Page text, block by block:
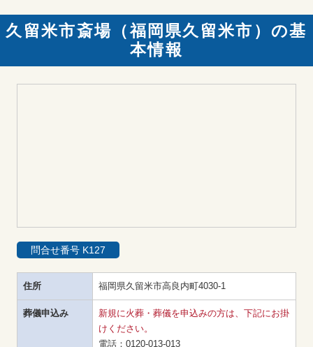
久留米市斎場（福岡県久留米市）の基
本情報
住所 福岡県久留米市高良内町4030-1
葬儀申込み
新規に火葬・葬儀を申込みの方は、下記にお掛
けください。
電話： 0120-013-013
問合せ番号 K127